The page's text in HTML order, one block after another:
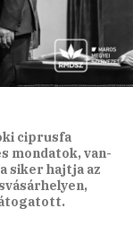
ciprusfa
mondatok, van-
siker hajtja az